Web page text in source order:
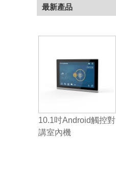
最新產品
10.1吋Android觸控對
講室內機